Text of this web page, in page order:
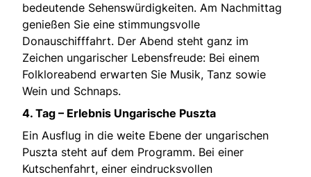
bedeutende Sehenswürdigkeiten. Am Nachmittag
genießen Sie eine stimmungsvolle
Donauschifffahrt. Der Abend steht ganz im
Zeichen ungarischer Lebensfreude: Bei einem
Folkloreabend erwarten Sie Musik, Tanz sowie
Wein und Schnaps.
4. Tag – Erlebnis Ungarische Puszta
Ein Ausflug in die weite Ebene der ungarischen
Puszta steht auf dem Programm. Bei einer
Kutschenfahrt, einer eindrucksvollen